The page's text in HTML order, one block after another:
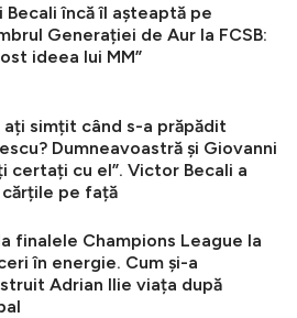
Becali încă îl așteaptă pe
Generației de Aur la FCSB:
ideea lui MM”
ați simțit când s-a prăpădit
Dumneavoastră și Giovanni
certați cu el”. Victor Becali a
pe față
finalele Champions League la
în energie. Cum și-a
Adrian Ilie viața după